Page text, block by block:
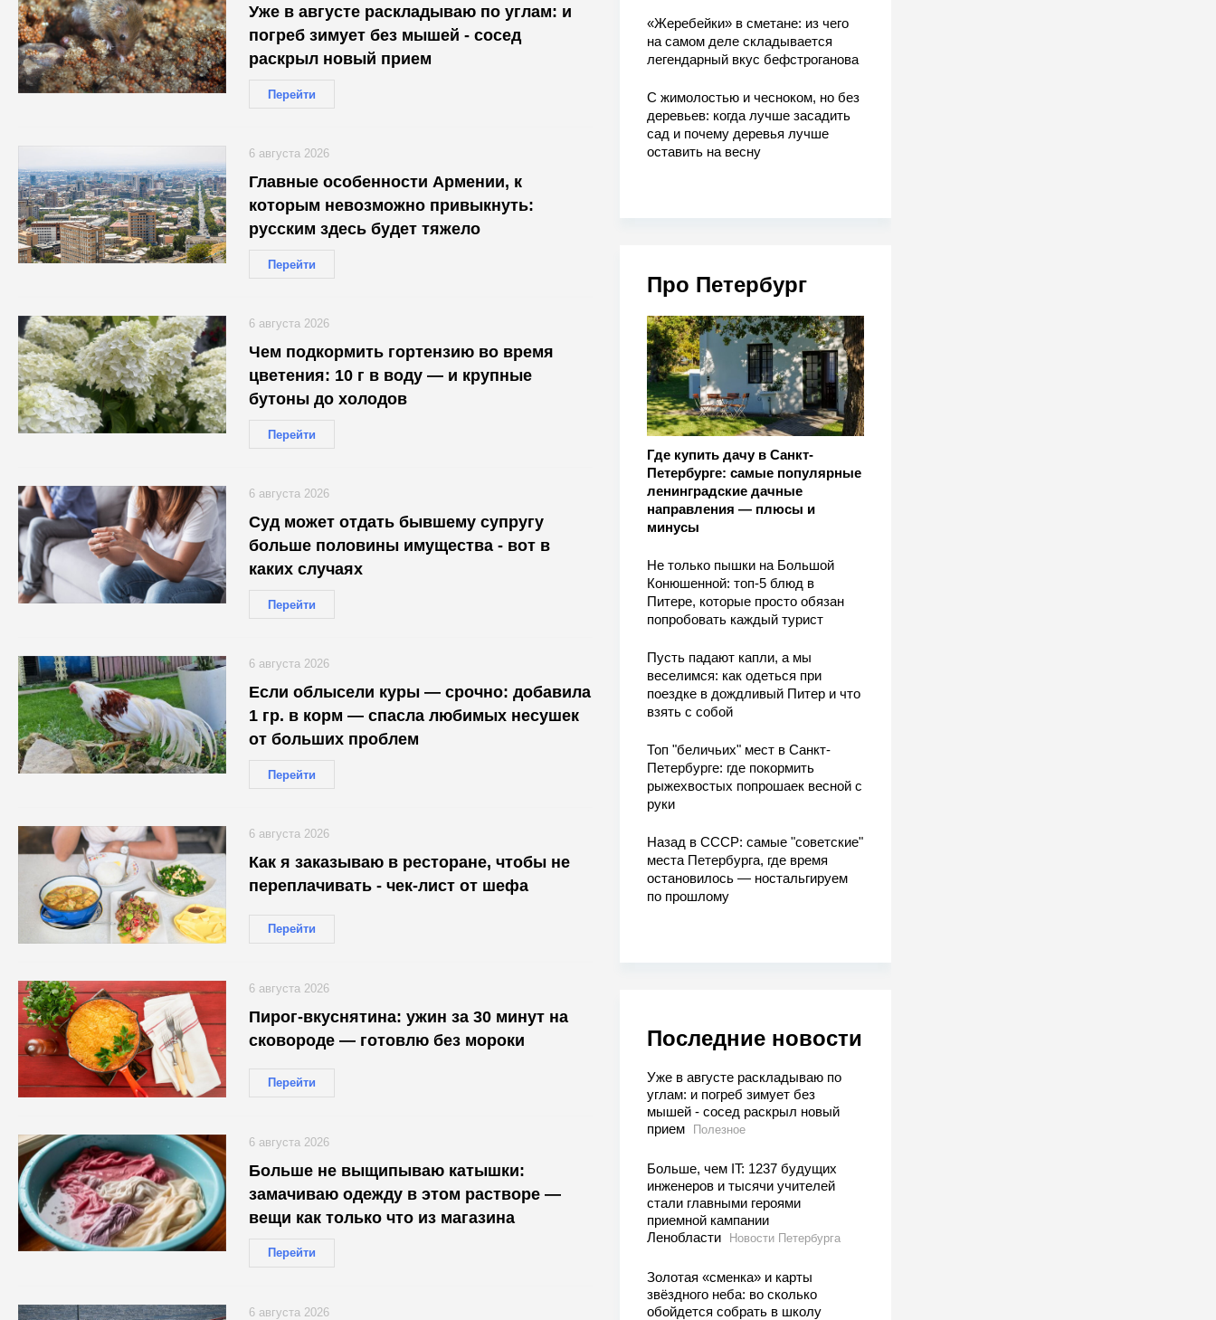
«Жеребейки» в сметане: из чего
на самом деле складывается
легендарный вкус бефстроганова
С жимолостью и чесноком, но без
деревьев: когда лучше засадить
сад и почему деревья лучше
оставить на весну
Про Петербург
Где купить дачу в Санкт-
Петербурге: самые популярные
ленинградские дачные
направления — плюсы и
минусы
Не только пышки на Большой
Конюшенной: топ-5 блюд в
Питере, которые просто обязан
попробовать каждый турист
Пусть падают капли, а мы
веселимся: как одеться при
поездке в дождливый Питер и что
взять с собой
Топ "беличьих" мест в Санкт-
Петербурге: где покормить
рыжехвостых попрошаек весной с
руки
Назад в СССР: самые "советские"
места Петербурга, где время
остановилось — ностальгируем
по прошлому
Последние новости
Уже в августе раскладываю по
углам: и погреб зимует без
мышей - сосед раскрыл новый
прием
Полезное
Больше, чем IT: 1237 будущих
инженеров и тысячи учителей
стали главными героями
приемной кампании
Ленобласти
Новости Петербурга
Золотая «сменка» и карты
звёздного неба: во сколько
обойдется собрать в школу
Уже в августе раскладываю по углам: и
погреб зимует без мышей - сосед
раскрыл новый прием
Перейти
Главные особенности Армении, к
которым невозможно привыкнуть:
русским здесь будет тяжело
Перейти
6 августа 2026
Чем подкормить гортензию во время
цветения: 10 г в воду — и крупные
бутоны до холодов
Перейти
6 августа 2026
Суд может отдать бывшему супругу
больше половины имущества - вот в
каких случаях
Перейти
6 августа 2026
Если облысели куры — срочно: добавила
1 гр. в корм — спасла любимых несушек
от больших проблем
Перейти
6 августа 2026
Как я заказываю в ресторане, чтобы не
переплачивать - чек-лист от шефа
Перейти
6 августа 2026
Пирог-вкуснятина: ужин за 30 минут на
сковороде — готовлю без мороки
Перейти
6 августа 2026
Больше не выщипываю катышки:
замачиваю одежду в этом растворе —
вещи как только что из магазина
Перейти
6 августа 2026
6 августа 2026